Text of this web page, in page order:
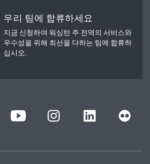
우리 팀에 합류하세요
지금 신청하여 워싱턴 주 전역의 서비스와
우수성을 위해 최선을 다하는 팀에 합류하
십시오.